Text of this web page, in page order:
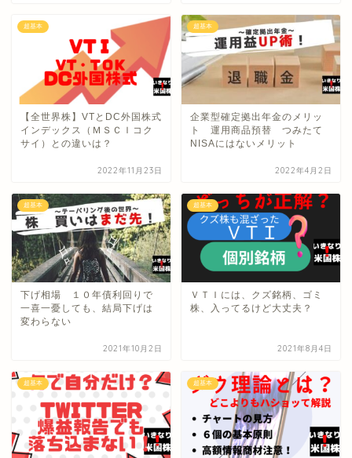
超基本
【全世界株】VTとDC外国株式
インデックス（ＭＳＣＩコク
サイ）との違いは？
2022年11月23日
超基本
企業型確定拠出年金のメリッ
ト 運用商品預替 つみたて
NISAにはないメリット
2022年4月2日
超基本
下げ相場 １０年債利回りで
一喜一憂しても、結局下げは
変わらない
2021年10月2日
超基本
ＶＴＩには、クズ銘柄、ゴミ
株、入ってるけど大丈夫？
2021年8月4日
超基本 超基本